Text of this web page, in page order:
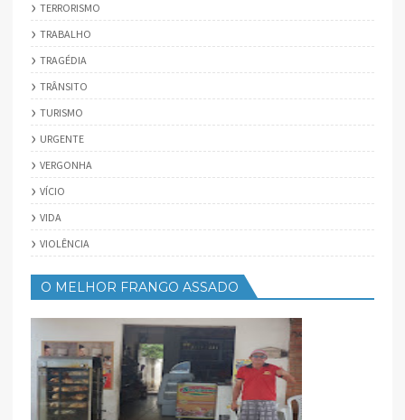
TERRORISMO
TRABALHO
TRAGÉDIA
TRÂNSITO
TURISMO
URGENTE
VERGONHA
VÍCIO
VIDA
VIOLÊNCIA
O MELHOR FRANGO ASSADO